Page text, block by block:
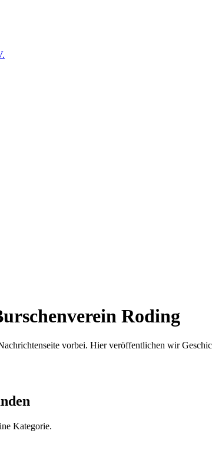
Roding
vorbei. Hier veröffentlichen wir
Kategorie.